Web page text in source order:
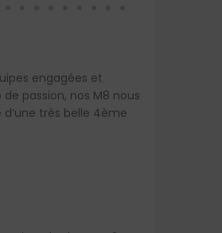
engagées et
passion, nos M8 nous
très belle 4ème